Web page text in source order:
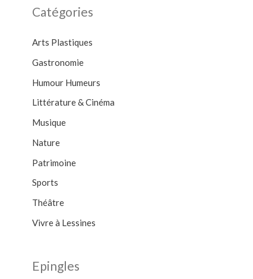
h
r
c
h
e
Catégories
Arts Plastiques
Gastronomie
Humour Humeurs
Littérature & Cinéma
Musique
Nature
Patrimoine
Sports
Théâtre
Vivre à Lessines
Epingles